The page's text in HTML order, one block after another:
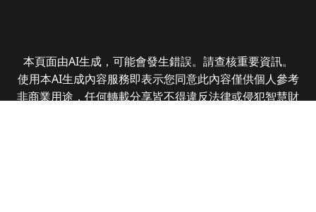
本頁面由AI生成，可能會發生錯誤。請查核重要資訊。
使用本AI生成內容服務即表示您同意此內容僅供個人參考
非商業用途，任何轉載分享皆不得違反法律或侵犯智慧財